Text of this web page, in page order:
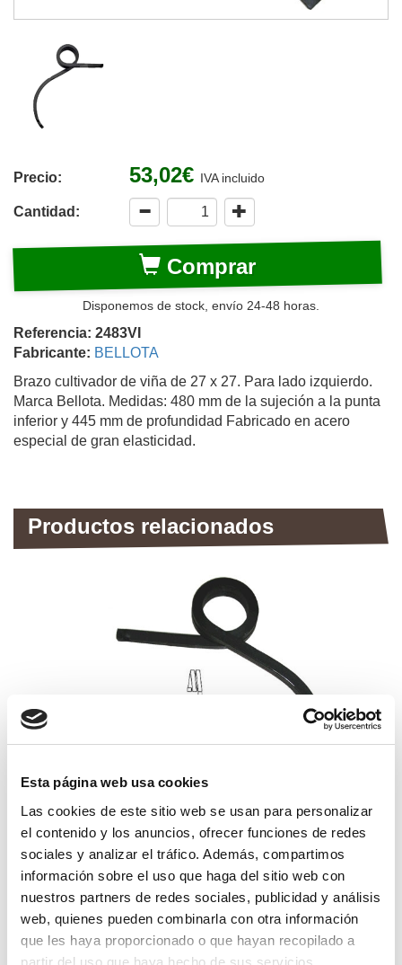
Esta página web usa cookies
Las cookies de este sitio web se usan para personalizar
el contenido y los anuncios, ofrecer funciones de redes
sociales y analizar el tráfico. Además, compartimos
información sobre el uso que haga del sitio web con
nuestros partners de redes sociales, publicidad y análisis
web, quienes pueden combinarla con otra información
que les haya proporcionado o que hayan recopilado a
partir del uso que haya hecho de sus servicios.
Precio: 53,02€ IVA incluido
Cantidad:
Comprar
Disponemos de stock, envío 24-48 horas.
Referencia: 2483VI
Fabricante: BELLOTA
Brazo cultivador de viña de 27 x 27. Para lado izquierdo.
Marca Bellota. Medidas: 480 mm de la sujeción a la punta
inferior y 445 mm de profundidad Fabricado en acero
especial de gran elasticidad.
Productos relacionados
brazo cultivador de viña 27x27 16 izq
90,02€ comprar